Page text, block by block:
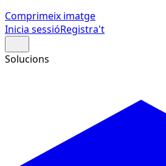
Comprimeix imatge
Inicia sessióRegistra't
Solucions